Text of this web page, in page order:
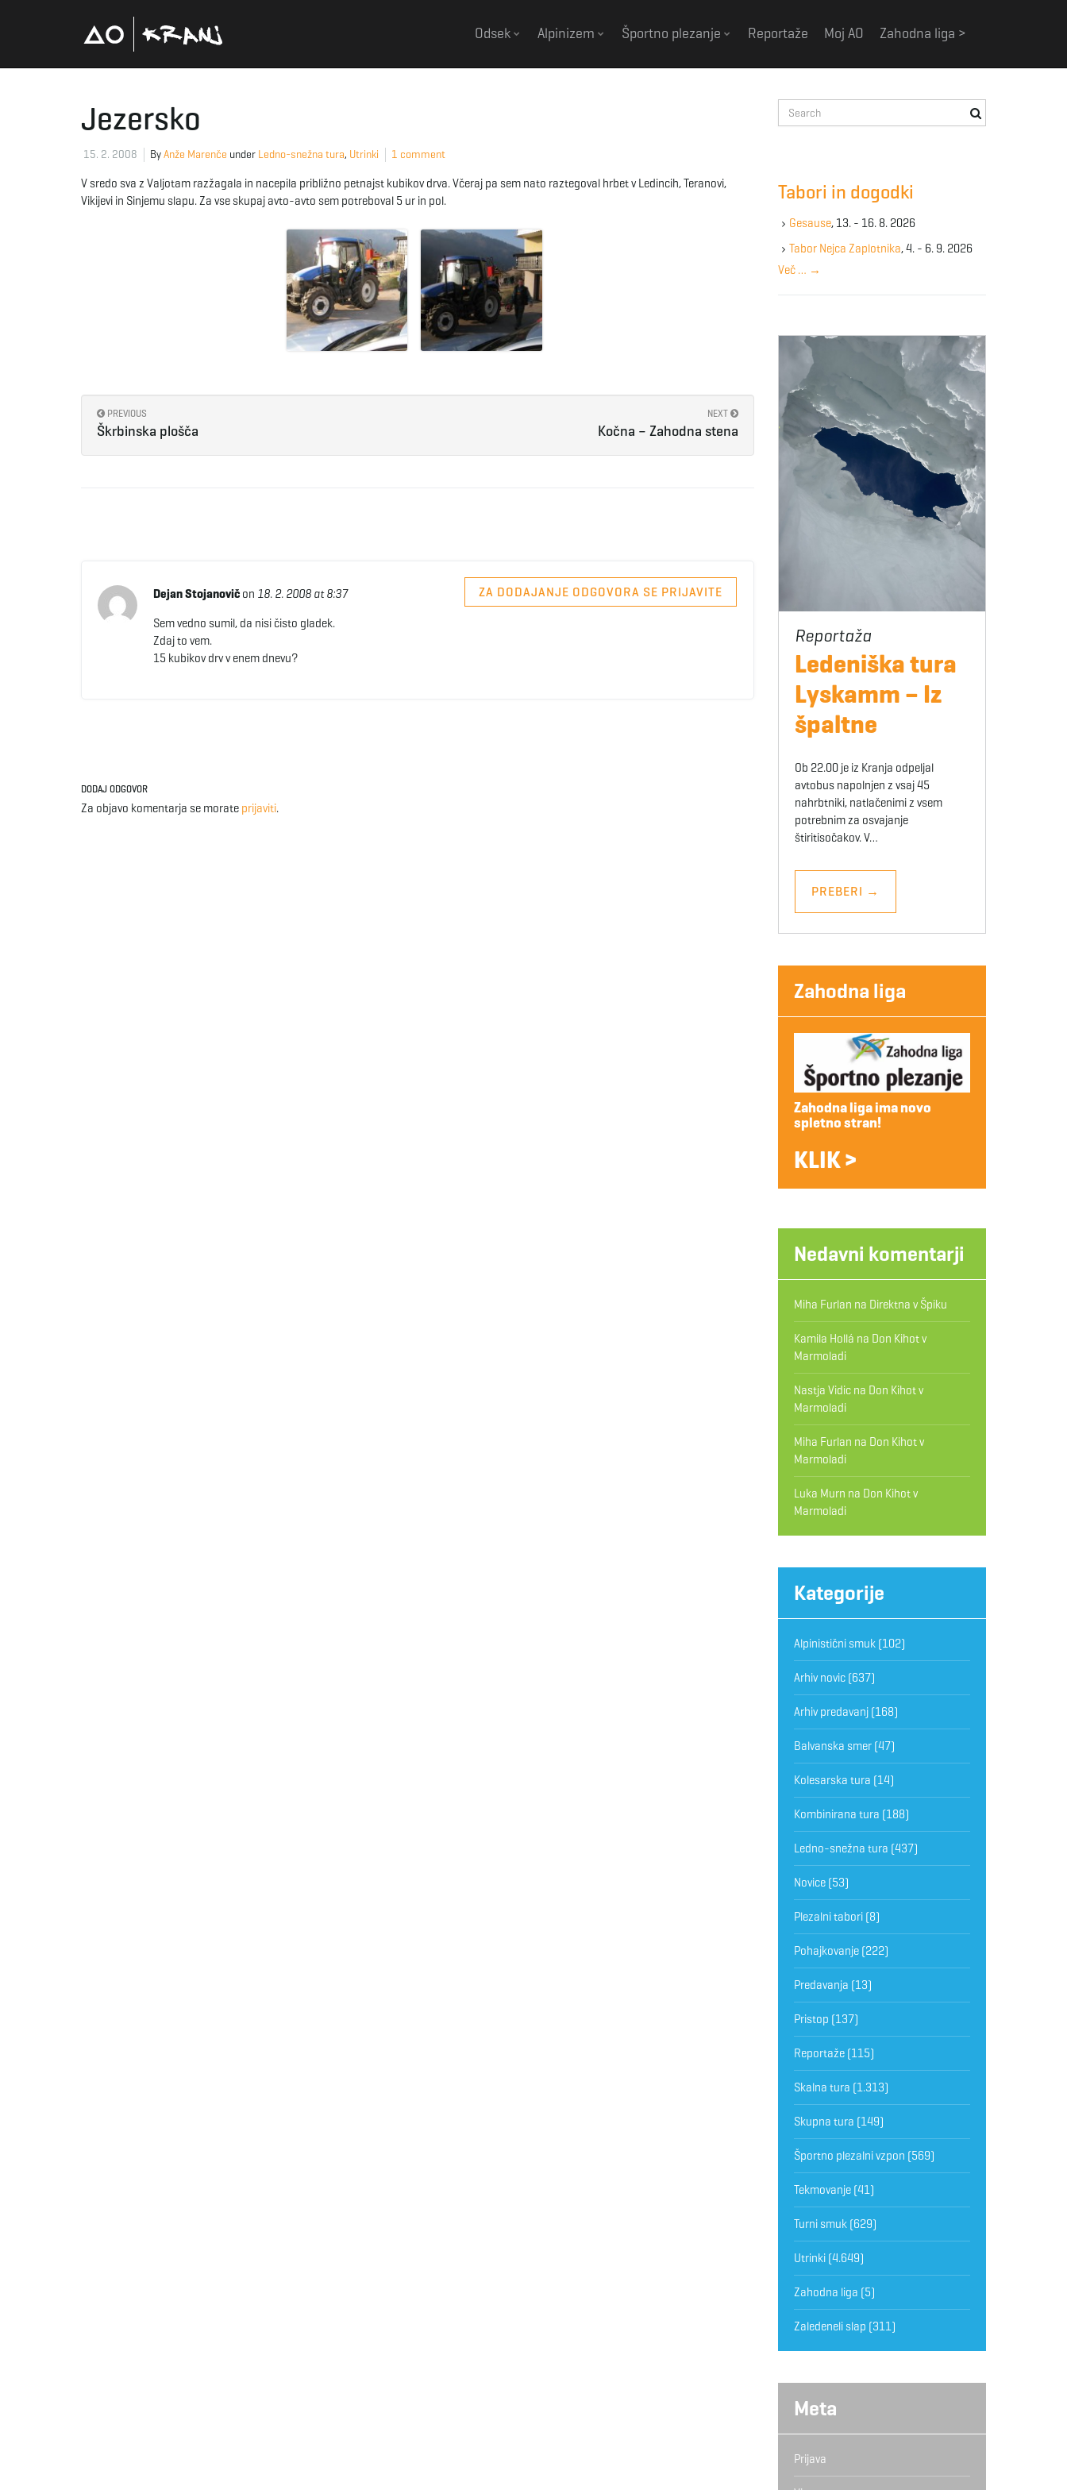
Odsek Alpinizem Športno plezanje Reportaže Moj AO Zahodna liga >
Jezersko
15. 2. 2008 ByAnže Marenče under Ledno-snežna tura, Utrinki 1 comment
V sredo sva z Valjotam razžagala in nacepila približno petnajst kubikov drva. Včeraj pa sem nato raztegoval hrbet v Ledincih, Teranovi,
Vikijevi in Sinjemu slapu. Za vse skupaj avto-avto sem potreboval 5 ur in pol.
PREVIOUS
Škrbinska plošča
NEXT
Kočna – Zahodna stena
Dejan Stojanovičon 18. 2. 2008 at 8:37 ZA DODAJANJE ODGOVORA SE PRIJAVITE
Sem vedno sumil, da nisi čisto gladek.
Zdaj to vem.
15 kubikov drv v enem dnevu?
DODAJ ODGOVOR
Za objavo komentarja se morate prijaviti.
e
e
y
w
r
Tabori in dogodki
Gesause, 13. - 16. 8. 2026
Tabor Nejca Zaplotnika, 4. - 6. 9. 2026
Več … →
Ledeniška tura
Lyskamm – Iz
špaltne
Ob 22.00 je iz Kranja odpeljal
avtobus napolnjen z vsaj 45
nahrbtniki, natlačenimi z vsem
potrebnim za osvajanje
štiritisočakov. V…
PREBERI →
Zahodna liga
Zahodna liga ima novo
spletno stran!
KLIK >
Nedavni komentarji
Miha Furlan na Direktna v Špiku
Kamila Hollá na Don Kihot v
Marmoladi
Nastja Vidicna Don Kihot v
Marmoladi
Miha Furlan na Don Kihot v
Marmoladi
Luka Murn na Don Kihot v
Marmoladi
Kategorije
Alpinistični smuk(102)
Arhiv novic(637)
Arhiv predavanj(168)
Balvanska smer(47)
Kolesarska tura (14)
Kombinirana tura (188)
Ledno-snežna tura (437)
Novice(53)
Plezalni tabori(8)
Pohajkovanje(222)
Predavanja (13)
Pristop (137)
Reportaže(115)
Skalna tura (1.313)
Skupna tura (149)
Športno plezalni vzpon (569)
Tekmovanje(41)
Turni smuk(629)
Utrinki(4.649)
Zahodna liga (5)
Zaledeneli slap (311)
Meta
Prijava